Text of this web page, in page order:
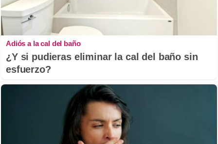
Adiós a la cal del baño
¿Y si pudieras eliminar la cal del baño sin
esfuerzo?